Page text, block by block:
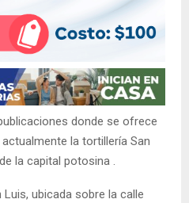
donde se ofrece
la tortillería San
la capital potosina .
ubicada sobre la calle